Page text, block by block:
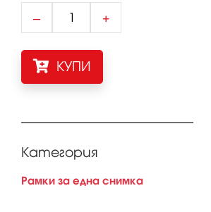
– +
КУПИ
Категория
Рамки за една снимка